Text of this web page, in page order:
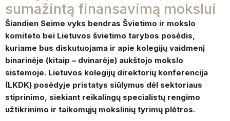
sumažintą finansavimą mokslui
Šiandien Seime vyks bendras Švietimo ir mokslo
komiteto bei Lietuvos švietimo tarybos posėdis,
kuriame bus diskutuojama ir apie kolegijų vaidmenį
binarinėje (kitaip – dvinarėje) aukštojo mokslo
sistemoje. Lietuvos kolegijų direktorių konferencija
(LKDK) posėdyje pristatys siūlymus dėl sektoriaus
stiprinimo, siekiant reikalingų specialistų rengimo
užtikrinimo ir taikomųjų mokslinių tyrimų plėtros.